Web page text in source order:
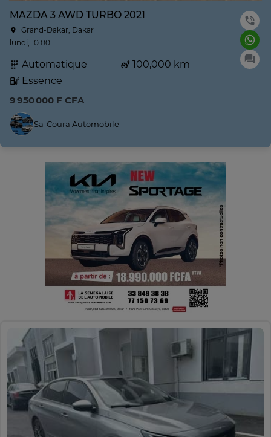
MAZDA 3 AWD TURBO 2021
Grand-Dakar, Dakar
lundi, 10:00
Automatique
100,000 km
Essence
9 950 000 F CFA
Sa-Coura Automobile